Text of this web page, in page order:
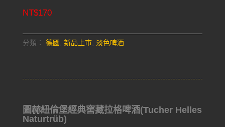
NT$170
分類： 德國, 新品上市, 淡色啤酒
圖赫紐倫堡經典窖藏拉格啤酒(Tucher Helles
Naturtrüb)